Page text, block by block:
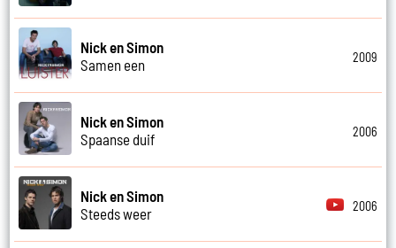
Nick en Simon
Samen een
2009
Nick en Simon
Spaanse duif
2006
Nick en Simon
Steeds weer
2006